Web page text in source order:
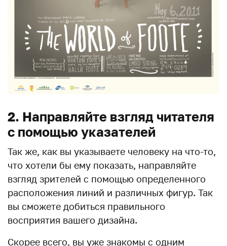
2. Направляйте взгляд читателя
с помощью указателей
Так же, как вы указываете человеку на что-то,
что хотели бы ему показать, направляйте
взгляд зрителей с помощью определенного
расположения линий и различных фигур. Так
вы сможете добиться правильного
восприятия вашего дизайна.
Скорее всего, вы уже знакомы с одним